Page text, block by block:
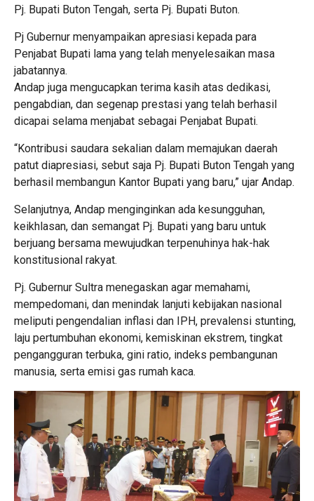
Pj. Bupati Buton Tengah, serta Pj. Bupati Buton.
Pj Gubernur menyampaikan apresiasi kepada para
Penjabat Bupati lama yang telah menyelesaikan masa
jabatannya.
Andap juga mengucapkan terima kasih atas dedikasi,
pengabdian, dan segenap prestasi yang telah berhasil
dicapai selama menjabat sebagai Penjabat Bupati.
“Kontribusi saudara sekalian dalam memajukan daerah
patut diapresiasi, sebut saja Pj. Bupati Buton Tengah yang
berhasil membangun Kantor Bupati yang baru,” ujar Andap.
Selanjutnya, Andap menginginkan ada kesungguhan,
keikhlasan, dan semangat Pj. Bupati yang baru untuk
berjuang bersama mewujudkan terpenuhinya hak-hak
konstitusional rakyat.
Pj. Gubernur Sultra menegaskan agar memahami,
mempedomani, dan menindak lanjuti kebijakan nasional
meliputi pengendalian inflasi dan IPH, prevalensi stunting,
laju pertumbuhan ekonomi, kemiskinan ekstrem, tingkat
pengangguran terbuka, gini ratio, indeks pembangunan
manusia, serta emisi gas rumah kaca.